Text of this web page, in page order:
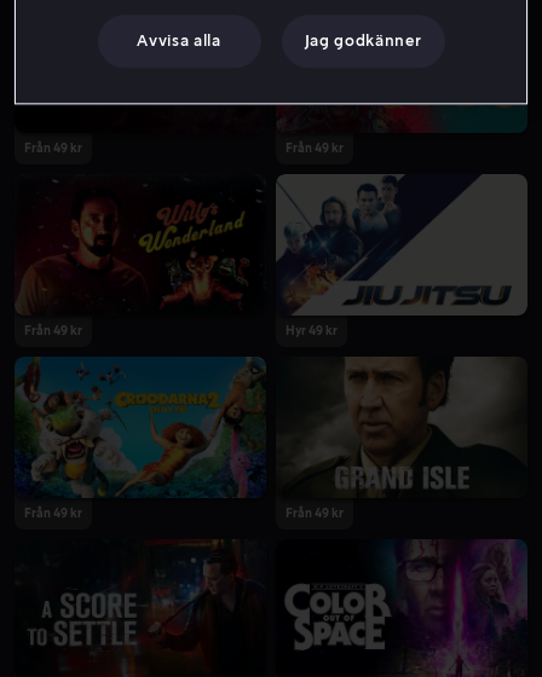
Från 49 kr Från 49 kr
Från 49 kr Hyr 49 kr
Från 49 kr Från 49 kr
Avvisa alla Jag godkänner